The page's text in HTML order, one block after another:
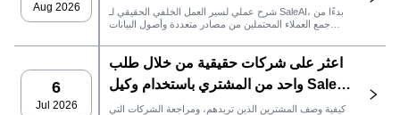
Aug 2026
شرح عملي لسير العمل الخلفي الحقيقي لـ SaleAI، بدءًا من
جمع العملاء المحتملين من مصادر متعددة وأصول البيانات
إدارة علاقات العملاء، وتتبع الأداء.
6
Jul 2026
اعثر على شركات حقيقية من خلال طلب
واحد من المشتري باستخدام وكيل SaleAI
LeadFinder
كيفية وصف المشترين الذين تريدهم، ومراجعة الشركات التي